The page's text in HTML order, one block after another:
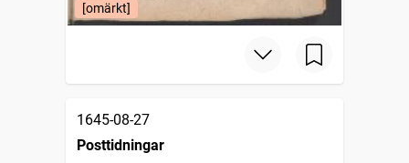
[omärkt]
1645-08-27
Posttidningar